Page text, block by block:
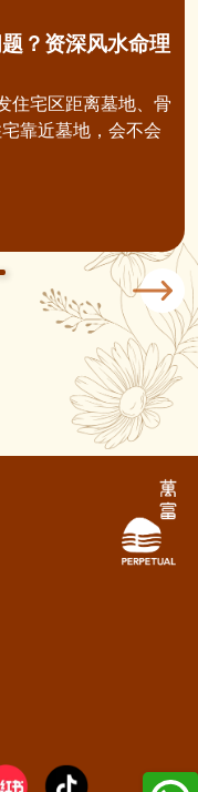
？资深风水命理
住宅区距离墓地、骨
靠近墓地，会不会